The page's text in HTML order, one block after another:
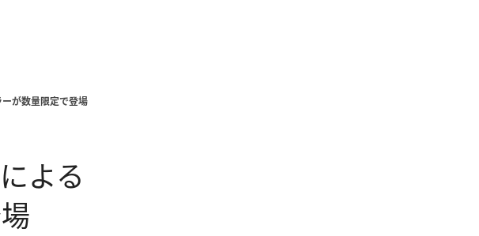
が数量限定で登場
よる